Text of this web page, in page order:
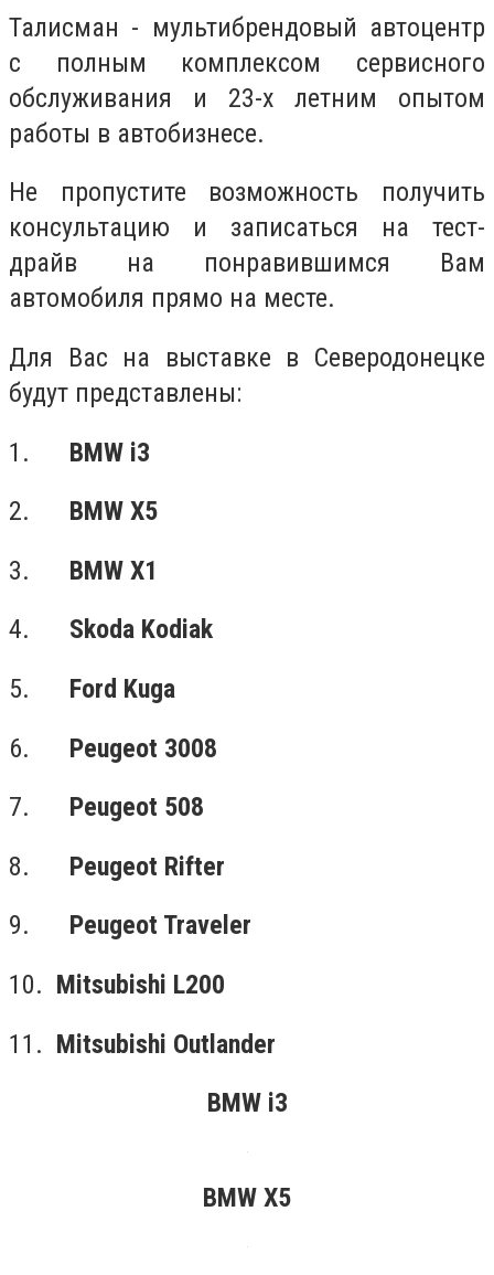
Талисман - мультибрендовый автоцентр
с полным комплексом сервисного
обслуживания и 23-х летним опытом
работы в автобизнесе.
Не пропустите возможность получить
консультацию и записаться на тест-
драйв на понравившимся Вам
автомобиля прямо на месте.
Для Вас на выставке в Северодонецке
будут представлены:
1. BMW i3
2. BMW X5
3. BMW X1
4. Skoda Kodiak
5. Ford Kuga
6. Peugeot 3008
7. Peugeot 508
8. Peugeot Rifter
9. Peugeot Traveler
10. Mitsubishi L200
11. Mitsubishi Outlander
BMW i3
BMW X5